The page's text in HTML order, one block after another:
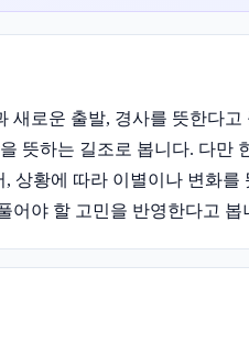
새로운 출발, 경사를 뜻한다
뜻하는 길조로 봅니다. 다만
상황에 따라 이별이나 변화
어야 할 고민을 반영한다고